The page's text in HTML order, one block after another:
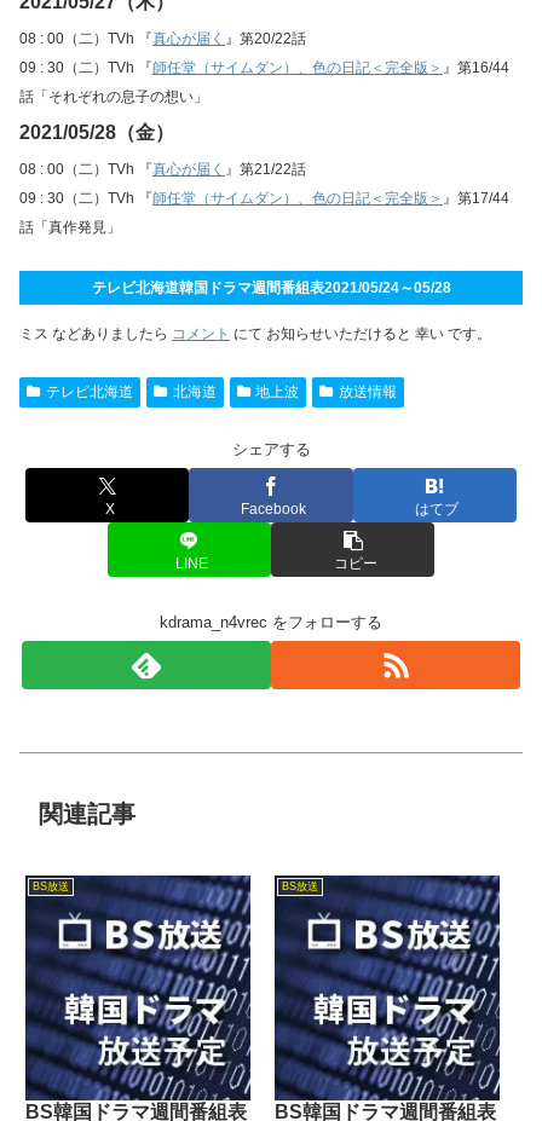
08 : 00（二）TVh 『真心が届く 』第20/22話
09 : 30（二）TVh 『師任堂（サイムダン）、色の日記＜完全版＞ 』第16/44
話「それぞれの息子の想い」
2021/05/28（金）
08 : 00（二）TVh 『真心が届く 』第21/22話
09 : 30（二）TVh 『師任堂（サイムダン）、色の日記＜完全版＞ 』第17/44
話「真作発見」
テレビ北海道韓国ドラマ週間番組表2021/05/24～05/28
ミス などありましたら コメント にて お知らせいただけると 幸い です。
テレビ北海道 北海道 地上波 放送情報
シェアする
X Facebook はてブ
LINE コピー
kdrama_n4vrec をフォローする
関連記事
BS放送
BS韓国ドラマ週間番組表
BS放送
BS韓国ドラマ週間番組表